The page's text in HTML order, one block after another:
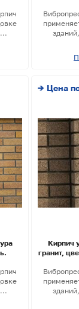
→ Цена
Кирпич
гранит,